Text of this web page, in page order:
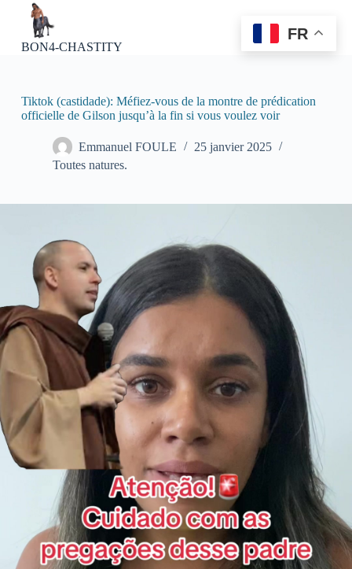
u
BON4-CHASTITY
Tiktok (castidade): Méfiez-vous de la montre de prédication
officielle de Gilson jusqu’à la fin si vous voulez voir
Emmanuel FOULE
25 janvier 2025
Toutes natures.
FR